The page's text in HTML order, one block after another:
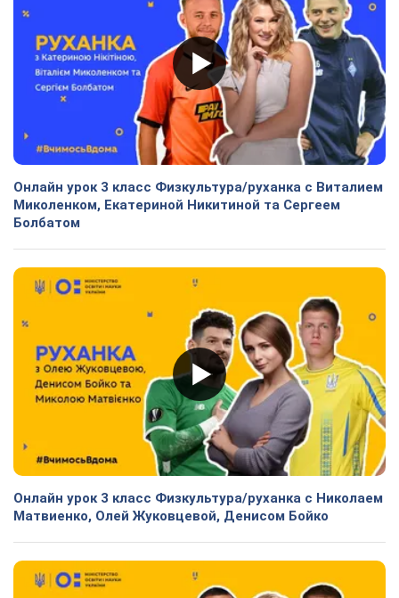
Онлайн урок 3 класс Физкультура/руханка с Виталием
Миколенком, Екатериной Никитиной та Сергеем
Болбатом
Онлайн урок 3 класс Физкультура/руханка с Николаем
Матвиенко, Олей Жуковцевой, Денисом Бойко